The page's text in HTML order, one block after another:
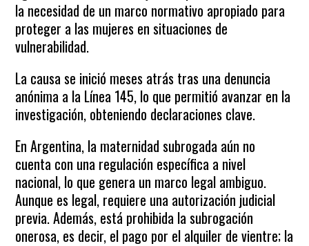
la necesidad de un marco normativo apropiado para
proteger a las mujeres en situaciones de
vulnerabilidad.
La causa se inició meses atrás tras una denuncia
anónima a la Línea 145, lo que permitió avanzar en la
investigación, obteniendo declaraciones clave.
En Argentina, la maternidad subrogada aún no
cuenta con una regulación específica a nivel
nacional, lo que genera un marco legal ambiguo.
Aunque es legal, requiere una autorización judicial
previa. Además, está prohibida la subrogación
onerosa, es decir, el pago por el alquiler de vientre; la